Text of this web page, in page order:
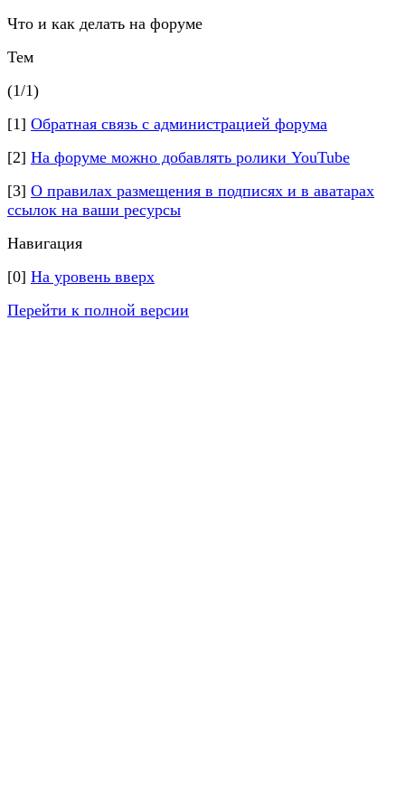
Что и как делать на форуме
Тем
(1/1)
[1] Обратная связь с администрацией форума
[2] На форуме можно добавлять ролики YouTube
[3] О правилах размещения в подписях и в аватарах
ссылок на ваши ресурсы
Навигация
[0] На уровень вверх
Перейти к полной версии